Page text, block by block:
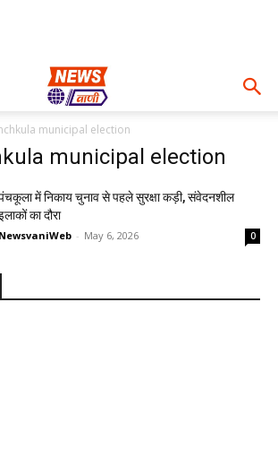
municipal election
municipal election
में निकाय चुनाव से पहले सुरक्षा कड़ी, संवेदनशील
का दौरा
NewsvaniWeb - May 6, 2026 0